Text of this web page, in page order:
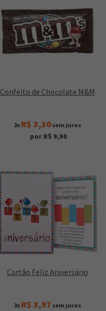
Confeito de Chocolate M&M
3x R$ 3,30sem juros
por R$ 9,90
Cartão Feliz Aniversário
3x R$ 3,97 sem juros